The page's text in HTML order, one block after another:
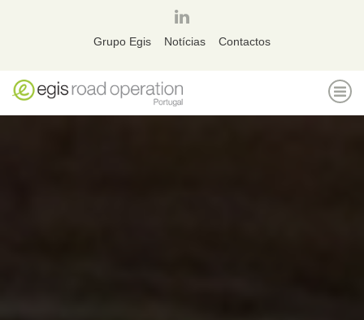
página
linkedin
Grupo Egis Notícias Contactos